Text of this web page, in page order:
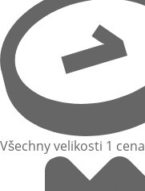
Všechny velikosti 1 cena